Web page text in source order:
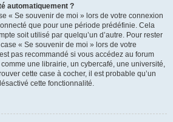
automatiquement ?
« Se souvenir de moi » lors de votre connexion
que pour une période prédéfinie. Cela
soit utilisé par quelqu’un d’autre. Pour rester
« Se souvenir de moi » lors de votre
pas recommandé si vous accédez au forum
une librairie, un cybercafé, une université,
cette case à cocher, il est probable qu’un
cette fonctionnalité.